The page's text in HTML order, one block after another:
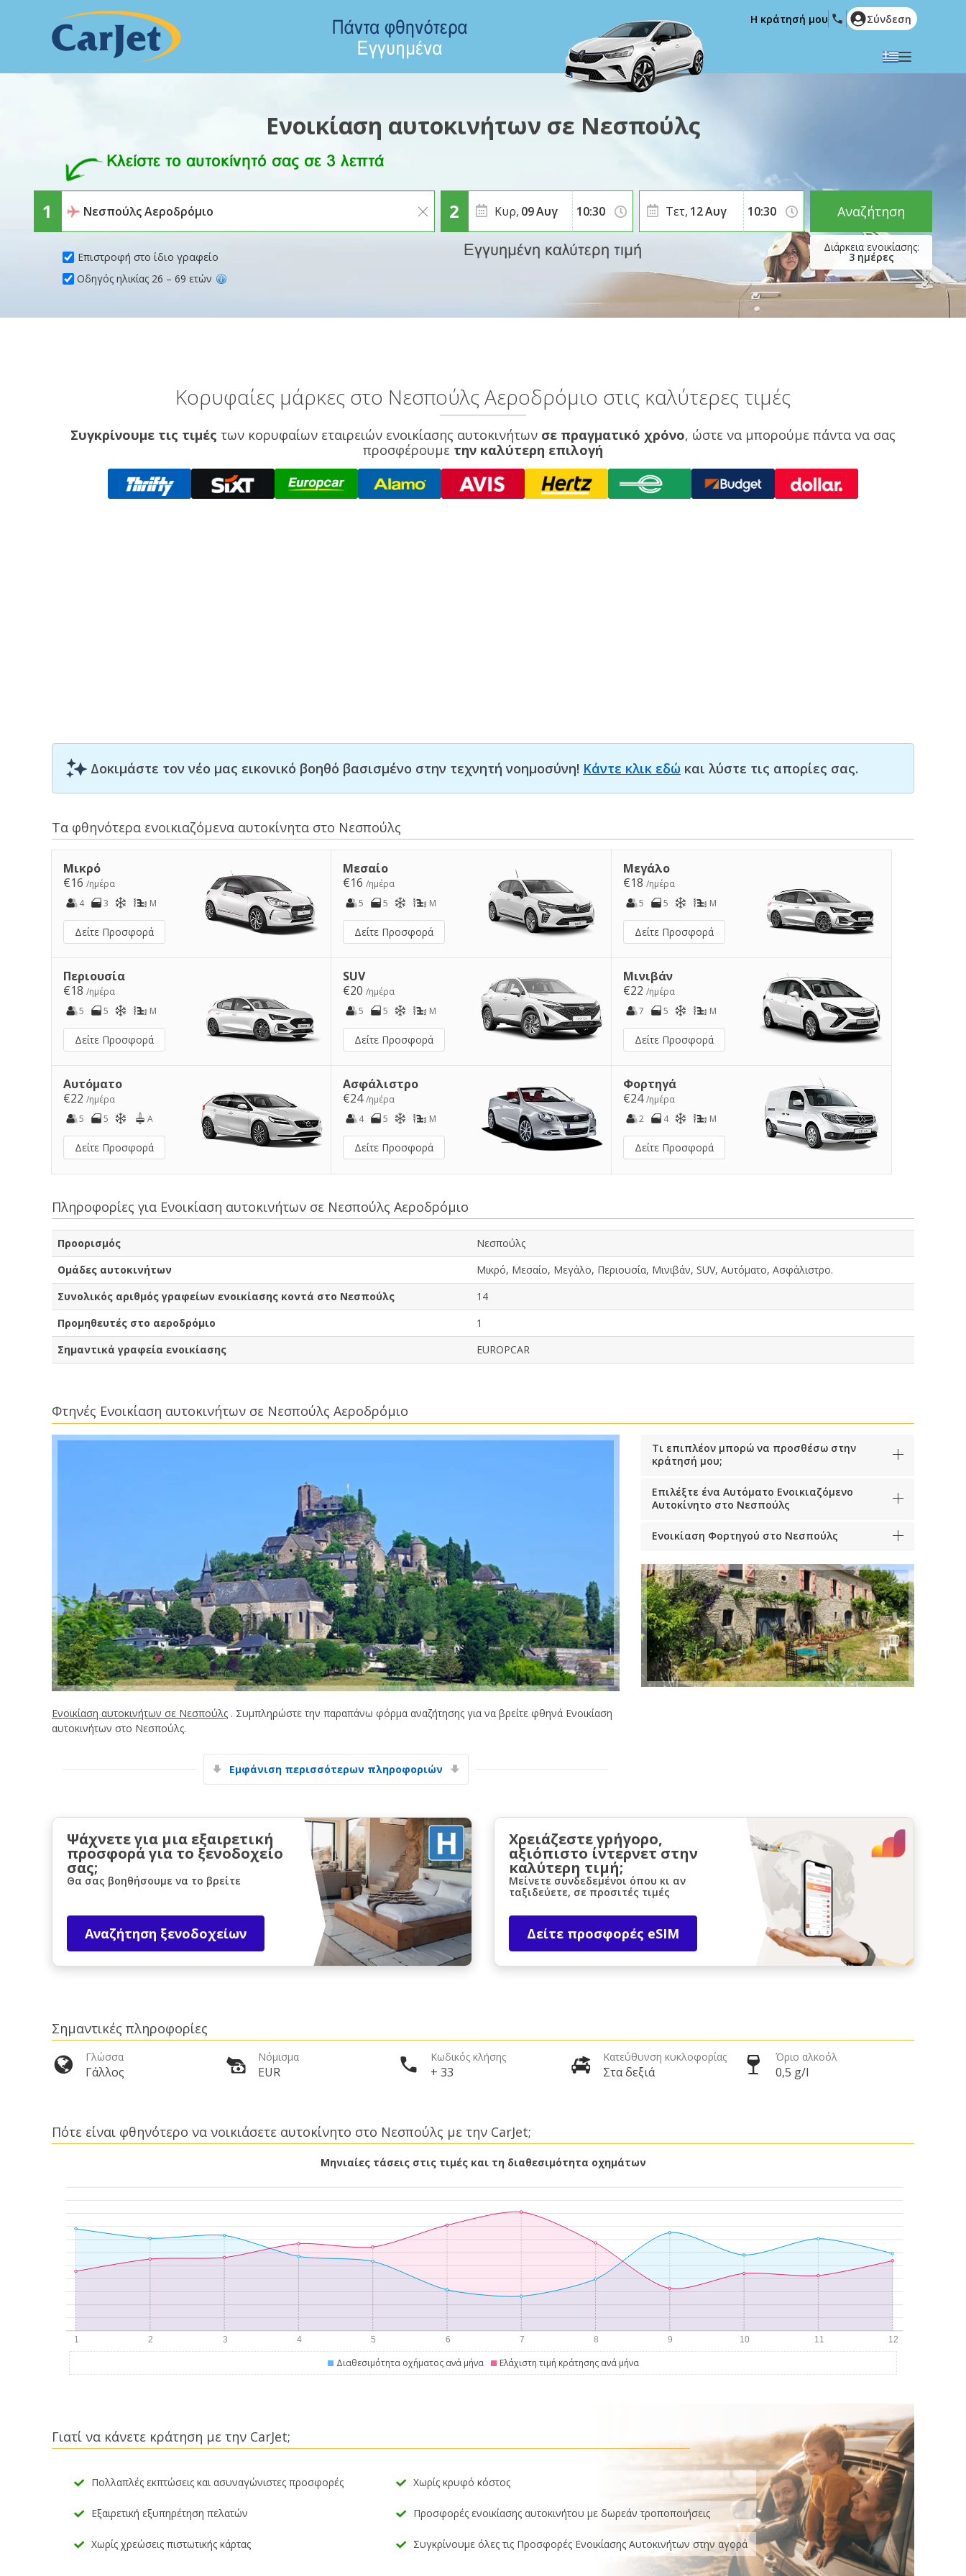
Αποκτήστε πρόσβαση σε αποκλειστικές
προσφορές συνεργατών
Σύνδεση με eLink
English (US)
Polski
Română
Ελληνικά
Hrvatski
العربية
Η κράτησή μου Σύνδεση
Ενοικίαση αυτοκινήτων σε Νεσπούλς
Επιστροφή στο ίδιο γραφείο
Κυρ, 09Αυγ
3 ημέρες
Τετ, 12Αυγ
Οδηγός ηλικίας 26 – 69 ετών
Αναζήτηση
Κορυφαίες μάρκες στο Νεσπούλς Αεροδρόμιο στις καλύτερες τιμές
Συγκρίνουμε τις τιμές των κορυφαίων εταιρειών ενοικίασης αυτοκινήτων σε πραγματικό χρόνο, ώστε να μπορούμε πάντα να σας
προσφέρουμε την καλύτερη επιλογή
Δοκιμάστε τον νέο μας εικονικό βοηθό βασισμένο στην τεχνητή νοημοσύνη! Κάντε κλικ εδώ και λύστε τις απορίες σας.
Τα φθηνότερα ενοικιαζόμενα αυτοκίνητα στο Νεσπούλς
Μικρό
€16 /ημέρα
4
3 M
Δείτε Προσφορά
Μεσαίο
€16/ημέρα
5
5 M
Δείτε Προσφορά
Μεγάλο
€18 /ημέρα
5
5 M
Δείτε Προσφορά
Περιουσία
€18 /ημέρα
5
5 M
Δείτε Προσφορά
SUV
€20/ημέρα
5
5 M
Δείτε Προσφορά
Μινιβάν
€22 /ημέρα
7
5 M
Δείτε Προσφορά
Αυτόματο
€22 /ημέρα
5
5 A
Δείτε Προσφορά
Ασφάλιστρο
€24/ημέρα
4
5 M
Δείτε Προσφορά
Φορτηγά
€24/ημέρα
2
4 M
Δείτε Προσφορά
Πληροφορίες για Ενοικίαση αυτοκινήτων σε Νεσπούλς Αεροδρόμιο
Προορισμός
Νεσπούλς
Ομάδες αυτοκινήτων
Μικρό, Μεσαίο, Μεγάλο, Περιουσία, Μινιβάν, SUV, Αυτόματο, Ασφάλιστρο.
Συνολικός αριθμός γραφείων ενοικίασης κοντά στο Νεσπούλς
14
Προμηθευτές στο αεροδρόμιο
1
Σημαντικά γραφεία ενοικίασης
EUROPCAR
Φτηνές Ενοικίαση αυτοκινήτων σε Νεσπούλς Αεροδρόμιο
Ενοικίαση αυτοκινήτων σε Νεσπούλς . Συμπληρώστε την παραπάνω φόρμα αναζήτησης για να βρείτε φθηνά Ενοικίαση
αυτοκινήτων στο Νεσπούλς.
Εμφάνιση περισσότερων πληροφοριών
Τι επιπλέον μπορώ να προσθέσω στην
κράτησή μου;
Επιλέξτε ένα Αυτόματο Ενοικιαζόμενο
Αυτοκίνητο στο Νεσπούλς
Ενοικίαση Φορτηγού στο Νεσπούλς
Ψάχνετε για μια εξαιρετική
προσφορά για το ξενοδοχείο
σας;
Θα σας βοηθήσουμε να το βρείτε
Αναζήτηση ξενοδοχείων
Χρειάζεστε γρήγορο,
αξιόπιστο ίντερνετ στην
καλύτερη τιμή;
Μείνετε συνδεδεμένοι όπου κι αν
ταξιδεύετε, σε προσιτές τιμές
Δείτε προσφορές eSIM
Σημαντικές πληροφορίες
Γλώσσα
Γάλλος
Νόμισμα
EUR
Κωδικός κλήσης
+ 33
Κατεύθυνση κυκλοφορίας
Στα δεξιά
Όριο αλκοόλ
0,5 g/l
Πότε είναι φθηνότερο να νοικιάσετε αυτοκίνητο στο Νεσπούλς με την CarJet;
Μηνιαίες τάσεις στις τιμές και τη διαθεσιμότητα οχημάτων
Διαθεσιμότητα οχήματος ανά μήνα Ελάχιστη τιμή κράτησης ανά μήνα
Γιατί να κάνετε κράτηση με την CarJet;
Πολλαπλές εκπτώσεις και ασυναγώνιστες προσφορές Χωρίς κρυφό κόστος
Εξαιρετική εξυπηρέτηση πελατών Προσφορές ενοικίασης αυτοκινήτου με δωρεάν τροποποιήσεις
Χωρίς χρεώσεις πιστωτικής κάρτας Συγκρίνουμε όλες τις Προσφορές Ενοικίασης Αυτοκινήτων στην αγορά